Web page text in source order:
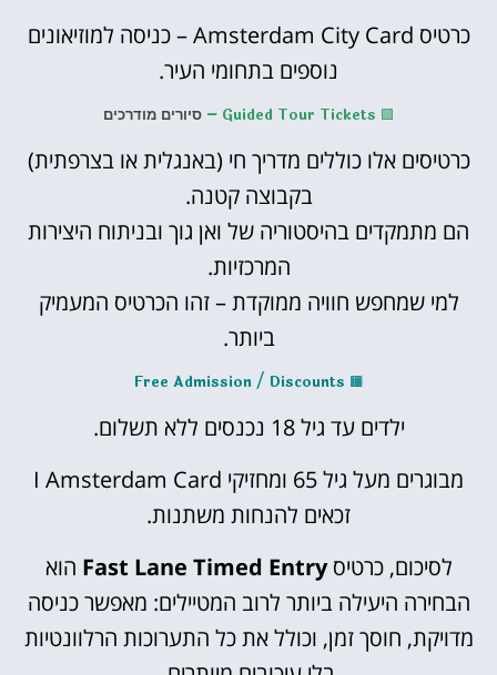
כרטיס Amsterdam City Card – כניסה למוזיאונים
נוספים בתחומי העיר.
🟩
Guided Tour Tickets – סיורים מודרכים
כרטיסים אלו כוללים מדריך חי (באנגלית או בצרפתית)
בקבוצה קטנה.
הם מתמקדים בהיסטוריה של ואן גוך ובניתוח היצירות
המרכזיות.
למי שמחפש חוויה ממוקדת – זהו הכרטיס המעמיק
ביותר.
🟧
Free Admission / Discounts
ילדים עד גיל 18 נכנסים ללא תשלום.
מבוגרים מעל גיל 65 ומחזיקי I Amsterdam Card
זכאים להנחות משתנות.
לסיכום, כרטיסFast Lane Timed Entry הוא
הבחירה היעילה ביותר לרוב המטיילים: מאפשר כניסה
מדויקת, חוסך זמן, וכולל את כל התערוכות הרלוונטיות